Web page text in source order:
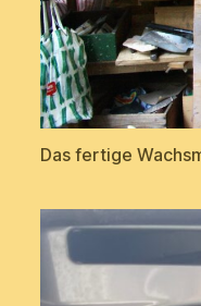
Das fertige